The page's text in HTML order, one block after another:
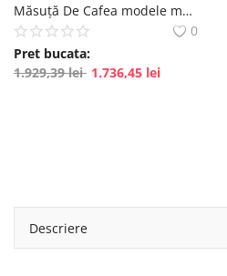
Măsuță De Cafea modele masa de cafea din poliuretan pentru decorare polure
0
Pret bucata:
1.929,39lei 1.736,45 lei
Descriere